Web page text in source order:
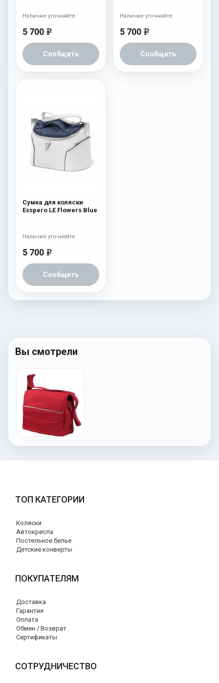
5 700 e
Сообщить
Наличие уточняйте
5 700 e
Сообщить
Наличие уточняйте
Сумка для коляски
Esspero LE Flowers Blue
5 700 e
Сообщить
Наличие уточняйте
Вы смотрели
ТОП КАТЕГОРИИ
Коляски
Автокресла
Постельное белье
Детские конверты
ПОКУПАТЕЛЯМ
Доставка
Гарантия
Оплата
Обмен / Возврат
Сертификаты
СОТРУДНИЧЕСТВО